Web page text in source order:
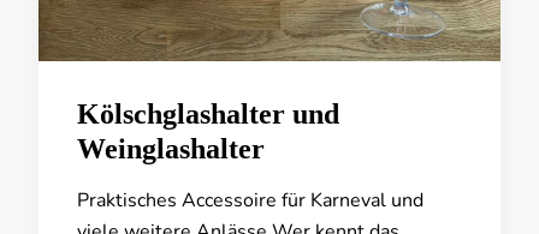
Kölschglashalter und
Weinglashalter
Praktisches Accessoire für Karneval und